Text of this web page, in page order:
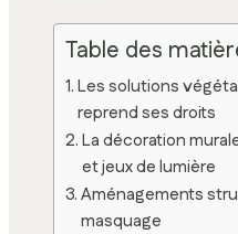
Table des
Les solutions
reprend ses droits
La décoration
et jeux de lumière
Aménagements
masquage